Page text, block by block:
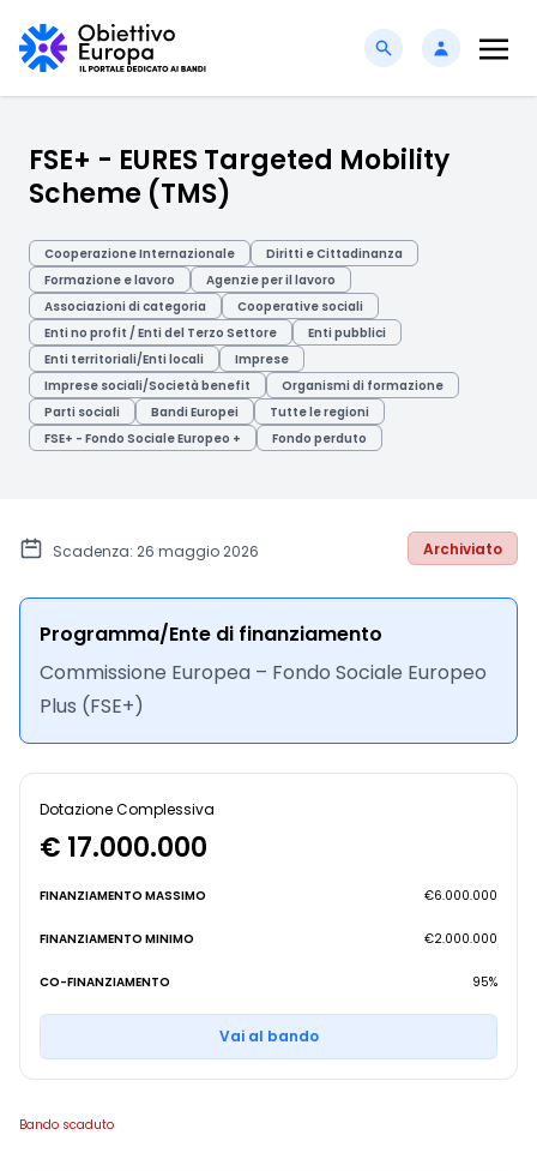
FSE+ - EURES Targeted Mobility
Scheme (TMS)
Cooperazione Internazionale
Diritti e Cittadinanza
Formazione e lavoro
Agenzie per il lavoro
Associazioni di categoria
Cooperative sociali
Enti no profit / Enti del Terzo Settore
Enti pubblici
Enti territoriali/Enti locali
Imprese
Imprese sociali/Società benefit
Organismi di formazione
Parti sociali
Bandi Europei
Tutte le regioni
FSE+ - Fondo Sociale Europeo +
Fondo perduto
Scadenza: 26 maggio 2026 Archiviato
Programma/Ente di finanziamento
Commissione Europea – Fondo Sociale Europeo
Plus (FSE+)
Dotazione Complessiva
€ 17.000.000
FINANZIAMENTO MASSIMO €6.000.000
FINANZIAMENTO MINIMO €2.000.000
CO-FINANZIAMENTO 95%
Vai al bando
Bando scaduto